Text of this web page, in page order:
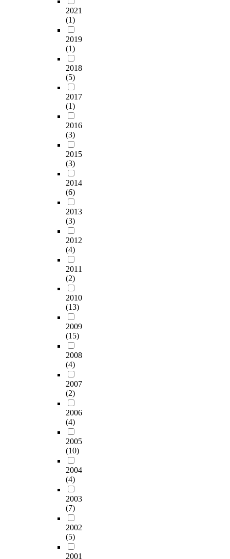
2021
(1)
2019
(1)
2018
(5)
2017
(1)
2016
(3)
2015
(3)
2014
(6)
2013
(3)
2012
(4)
2011
(2)
2010
(13)
2009
(15)
2008
(4)
2007
(2)
2006
(4)
2005
(10)
2004
(4)
2003
(7)
2002
(5)
2001